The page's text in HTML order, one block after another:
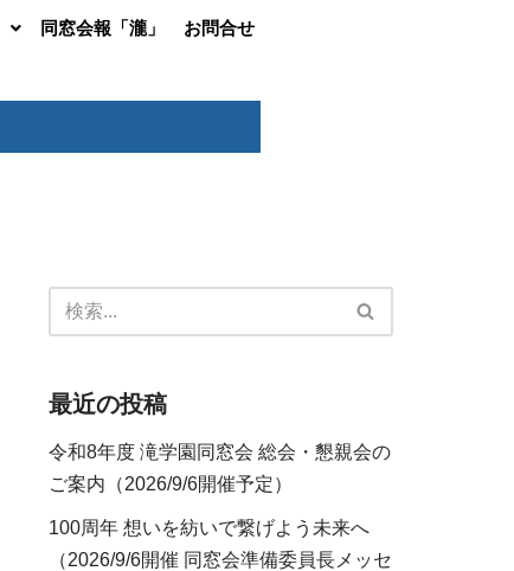
同窓会報「瀧」 お問合せ
最近の投稿
令和8年度 滝学園同窓会 総会・懇親会の
ご案内（2026/9/6開催予定）
100周年 想いを紡いで繋げよう未来へ
（2026/9/6開催 同窓会準備委員長メッセ